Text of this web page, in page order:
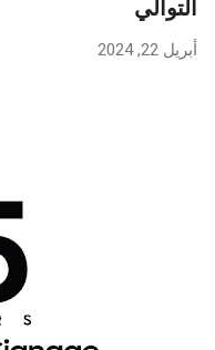
التوالي
أبريل 22, 2024